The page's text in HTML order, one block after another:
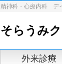
精神科・心療内科 デ
そらうみ
外来診療